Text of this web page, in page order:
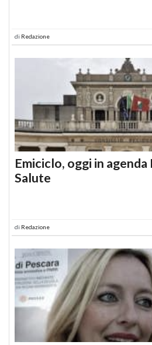
di Redazione
Emiciclo, oggi in agenda
Salute
di Redazione